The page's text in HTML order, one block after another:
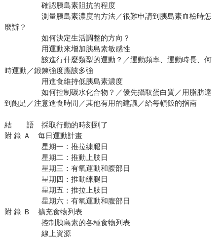
確認胰島素阻抗的程度
測量胰島素濃度的方法／很難申請到胰島素血檢時怎
麼辦？
如何決定生活調整的方向？
用運動來增加胰島素敏感性
該進行什麼類型的運動？／運動頻率、運動時長、何
時運動／鍛鍊強度應該多強
用進食維持低胰島素濃度
如何控制碳水化合物？／優先攝取蛋白質／用脂肪達
到飽足／注意進食時間／其他有用的建議／給每頓飯的指南
結 語 採取行動的時刻到了
附 錄 Ａ 每日運動計畫
星期一：推拉練腿日
星期二：推動上肢日
星期三：有氧運動和腹部日
星期四：推動練腿日
星期五：推拉上肢日
星期六：有氧運動和腹部日
附 錄 Ｂ 擴充食物列表
控制胰島素的各種食物列表
線上資源